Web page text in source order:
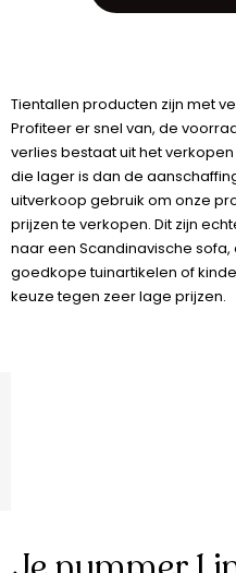
Tientallen producten zijn met
Profiteer er snel van, de
verlies bestaat uit het
die lager is dan de
uitverkoop gebruik om onze
prijzen te verkopen. Dit zijn
naar een Scandinavische
goedkope tuinartikelen of
keuze tegen zeer lage prijzen.